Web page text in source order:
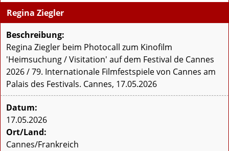
Regina Ziegler
Beschreibung:
Regina Ziegler beim Photocall zum Kinofilm
'Heimsuchung / Visitation' auf dem Festival de Cannes
2026 / 79. Internationale Filmfestspiele von Cannes am
Palais des Festivals. Cannes, 17.05.2026
Datum:
17.05.2026
Ort/Land:
Cannes/Frankreich